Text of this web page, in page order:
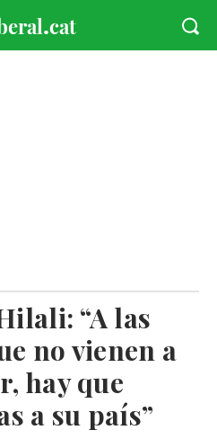
“A las
no vienen a
hay que
a su país”